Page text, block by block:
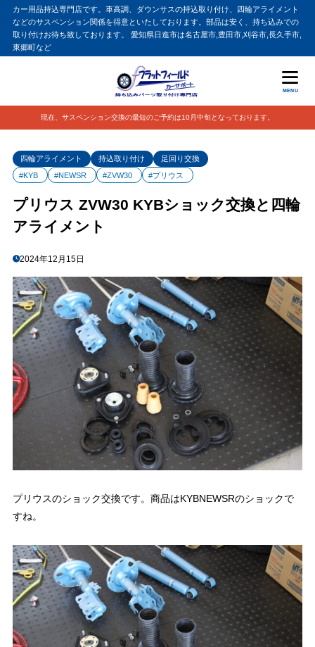
カー用品持込専門店です。車高調、ダウンサスの持込取り付け、四輪アライメント
などのサスペンション関係を得意といたしております。部品は安く、持ち込みでの
取り付けお待ち致しております。 愛知県日進市は名古屋市,豊田市,刈谷市,長久手市,
東郷町など
MENU
現在、サスペンション交換の最短のご予約は10月中旬となっております。
四輪アライメント 持込取り付け
足回り交換
#KYB
#NEWSR #ZVW30 #プリウス
プリウス ZVW30 KYBショック交換と四輪
アライメント
2024年12月15日
プリウスのショック交換です。商品はKYBNEWSRのショックで
すね。